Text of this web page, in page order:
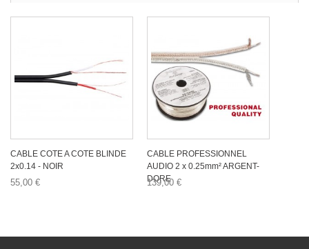
CABLE COTE A COTE BLINDE
2x0.14 - NOIR
55,00 €
CABLE PROFESSIONNEL
AUDIO 2 x 0.25mm² ARGENT-
DORE
139,00 €